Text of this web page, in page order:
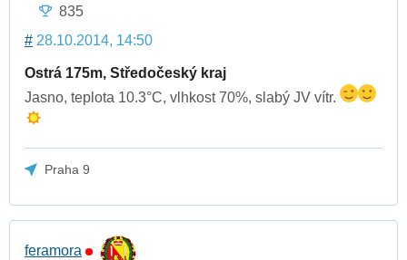
835
# 28.10.2014, 14:50
Ostrá 175m, Středočeský kraj
Jasno, teplota 10.3°C, vlhkost 70%, slabý JV vítr.
Praha 9
feramora